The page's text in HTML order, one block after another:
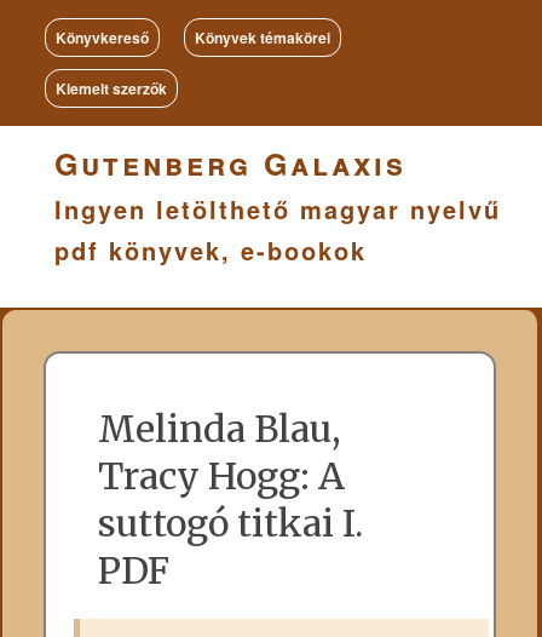
Könyvkereső Könyvek témakörei
Kiemelt szerzők
Gutenberg Galaxis
Ingyen letölthető magyar nyelvű
pdf könyvek, e-bookok
Melinda Blau,
Tracy Hogg: A
suttogó titkai I.
PDF